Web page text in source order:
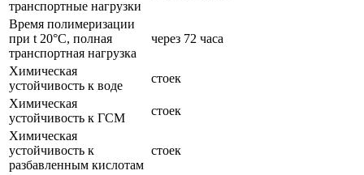
транспортные нагрузки
Время полимеризации
при t 20°C, полная
транспортная нагрузка
через 72 часа
Химическая
устойчивость к воде
стоек
Химическая
устойчивость к ГСМ
стоек
Химическая
устойчивость к
разбавленным кислотам
стоек